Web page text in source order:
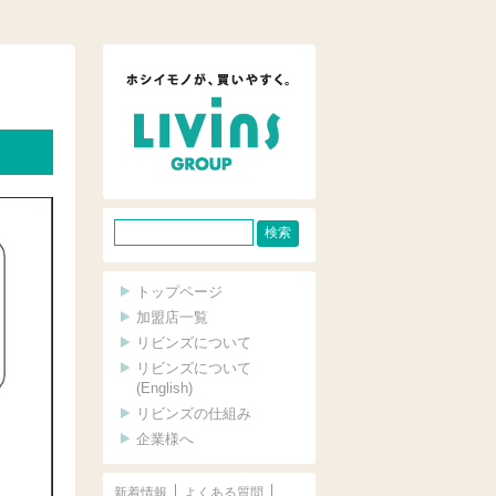
イ
ト
内
検
索
トップページ
加盟店一覧
リビンズについて
リビンズについて
(English)
リビンズの仕組み
企業様へ
新着情報 よくある質問